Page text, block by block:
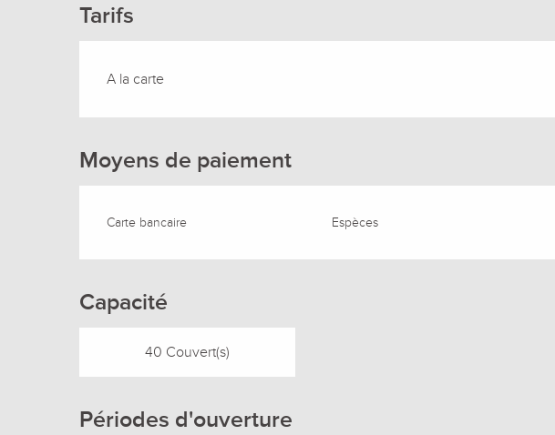
Tarifs
A la carte
Moyens de paiement
Carte bancaire Espèces
Capacité
40 Couvert(s)
Périodes d'ouverture